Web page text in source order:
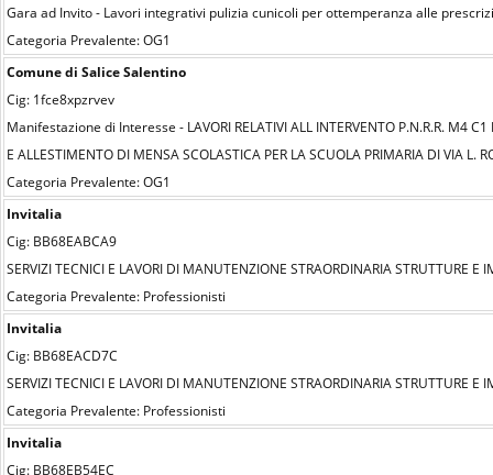
Gara ad Invito - Lavori integrativi pulizia cunicoli per ottemperanza alle
Categoria Prevalente: OG1
Comune di Salice Salentino
Cig: 1fce8xpzrvev
Manifestazione di Interesse - LAVORI RELATIVI ALL INTERVENTO P.N.R.R. M4
E ALLESTIMENTO DI MENSA SCOLASTICA PER LA SCUOLA PRIMARIA DI VIA L.
Categoria Prevalente: OG1
Invitalia
Cig: BB68EABCA9
SERVIZI TECNICI E LAVORI DI MANUTENZIONE STRAORDINARIA STRUTTURE
Categoria Prevalente: Professionisti
Invitalia
Cig: BB68EACD7C
SERVIZI TECNICI E LAVORI DI MANUTENZIONE STRAORDINARIA STRUTTURE
Categoria Prevalente: Professionisti
Invitalia
Cig: BB68EB54EC